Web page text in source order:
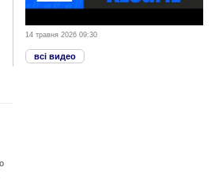
14 травня 2026 09:30
всі видео